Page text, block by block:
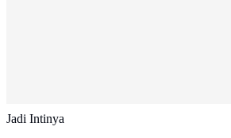
Jadi Intinya